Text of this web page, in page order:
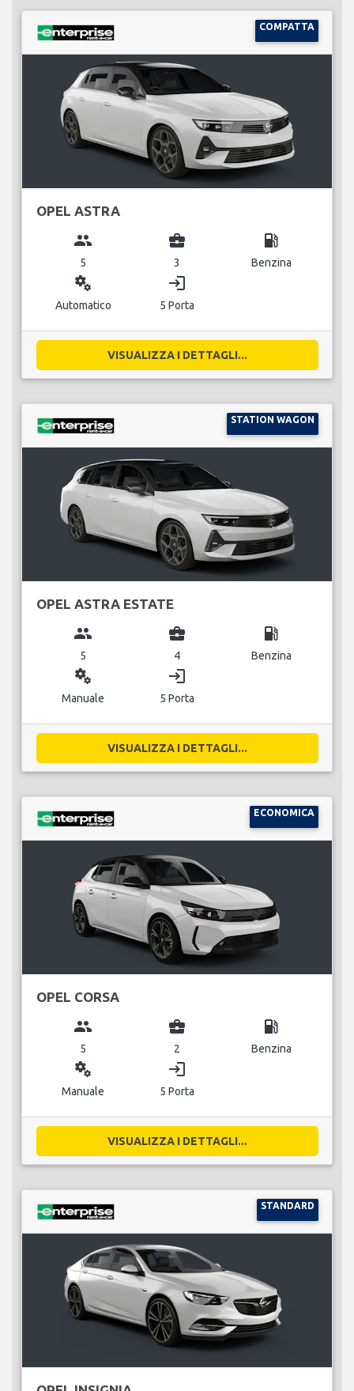
COMPATTA
OPEL ASTRA
group
5
business_center
3
local_gas_station
Benzina
miscellaneous_services
Automatico
login
5 Porta
VISUALIZZA I DETTAGLI...
STATION WAGON
OPEL ASTRA ESTATE
group
5
business_center
4
local_gas_station
Benzina
miscellaneous_services
Manuale
login
5 Porta
VISUALIZZA I DETTAGLI...
ECONOMICA
OPEL CORSA
group
5
business_center
2
local_gas_station
Benzina
miscellaneous_services
Manuale
login
5 Porta
VISUALIZZA I DETTAGLI...
STANDARD